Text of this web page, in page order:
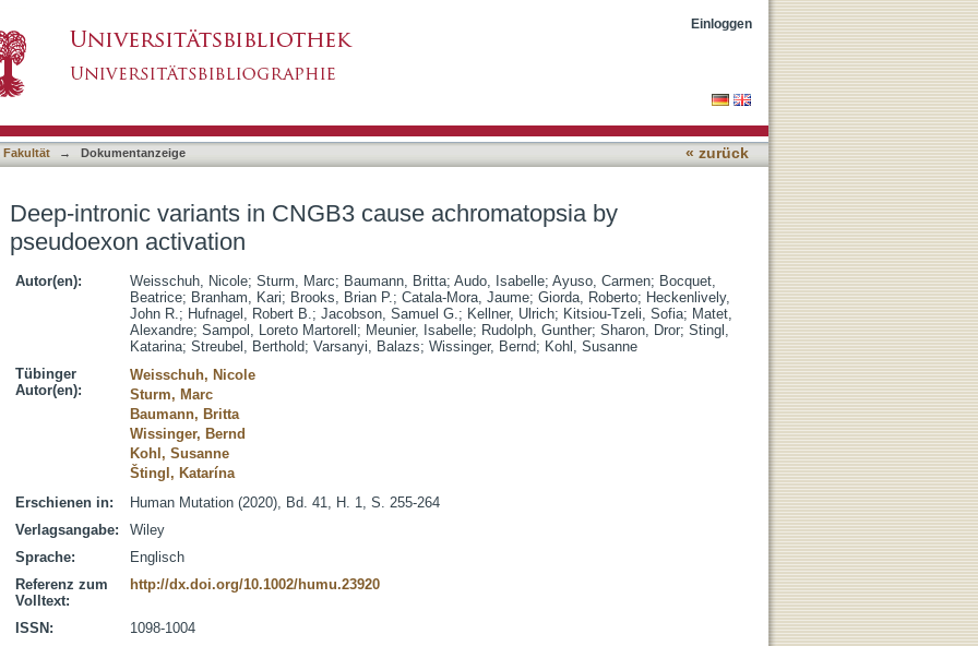
Einloggen
Fakultät → Dokumentanzeige « zurück
Deep-intronic variants in CNGB3 cause achromatopsia by
pseudoexon activation
Autor(en): Weisschuh, Nicole; Sturm, Marc; Baumann, Britta; Audo, Isabelle; Ayuso, Carmen; Bocquet,
Beatrice; Branham, Kari; Brooks, Brian P.; Catala-Mora, Jaume; Giorda, Roberto; Heckenlively,
John R.; Hufnagel, Robert B.; Jacobson, Samuel G.; Kellner, Ulrich; Kitsiou-Tzeli, Sofia; Matet,
Alexandre; Sampol, Loreto Martorell ; Meunier, Isabelle; Rudolph, Gunther; Sharon, Dror; Stingl,
Katarina; Streubel, Berthold; Varsanyi, Balazs; Wissinger, Bernd; Kohl, Susanne
Tübinger
Autor(en):
Weisschuh, Nicole
Sturm, Marc
Baumann, Britta
Wissinger, Bernd
Kohl, Susanne
Štingl, Katarína
Erschienen in:
Human Mutation (2020), Bd. 41, H. 1, S. 255-264
Verlagsangabe:
Wiley
Sprache:
Englisch
Referenz zum
Volltext:
http://dx.doi.org/10.1002/humu.23920
ISSN:
1098-1004